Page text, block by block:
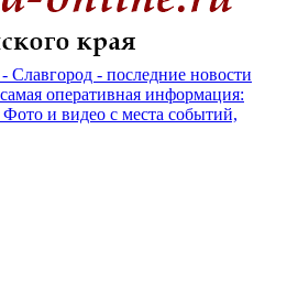
Славгород - последние новости
оперативная информация:
и видео с места событий,